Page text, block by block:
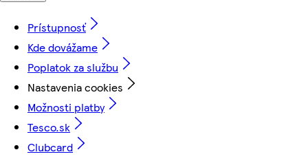
Prístupnosť
Kde dovážame
Poplatok za službu
Nastavenia cookies
Možnosti platby
Tesco.sk
Clubcard